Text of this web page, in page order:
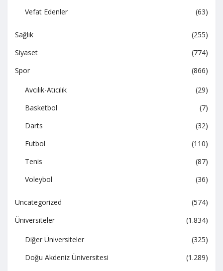
Vefat Edenler
(63)
Sağlık
(255)
Siyaset
(774)
Spor
(866)
Avcılık-Atıcılık
(29)
Basketbol
(7)
Darts
(32)
Futbol
(110)
Tenis
(87)
Voleybol
(36)
Uncategorized
(574)
Üniversiteler
(1.834)
Diğer Üniversiteler
(325)
Doğu Akdeniz Üniversitesi
(1.289)